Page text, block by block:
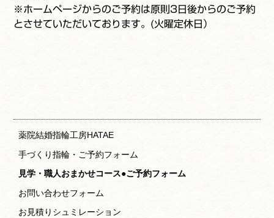
※ホームページからのご予約は原則3日後からのご予約
とさせていただいております。(火曜定休日）
薬院結婚指輪工房HATAE
手づくり指輪・ご予約フォーム
見学・職人おまかせコース●ご予約フォーム
お問い合わせフォーム
お見積りシュミレーション